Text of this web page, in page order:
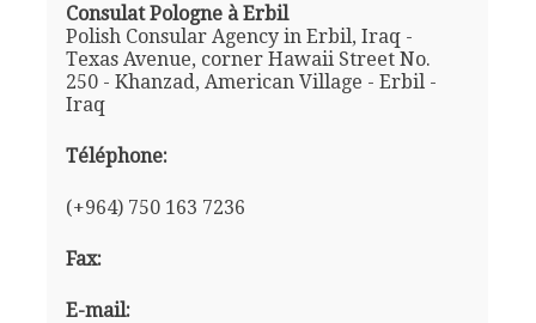
Consulat Pologne à Erbil
Polish Consular Agency in Erbil, Iraq -
Texas Avenue, corner Hawaii Street No.
250 - Khanzad, American Village - Erbil -
Iraq
Téléphone:
(+964) 750 163 7236
Fax:
E-mail: